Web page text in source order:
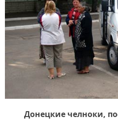
Донецкие челноки,